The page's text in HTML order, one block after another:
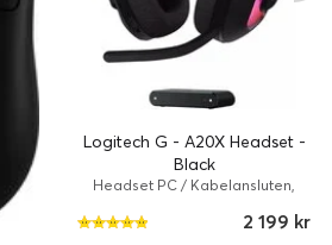
Logitech G - A20X Headset -
Black
Headset PC / Kabelansluten,
Headset / Svart2 199 kr